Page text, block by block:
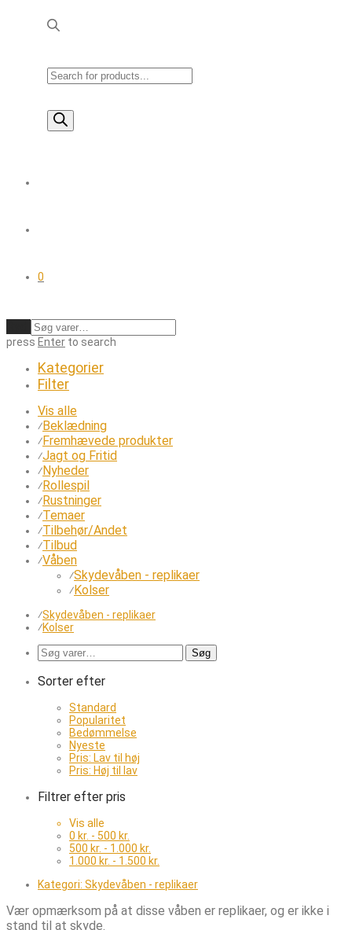
Products
search
0
press Enter to search
Kategorier
Filter
Vis alle
⁄Beklædning
⁄Fremhævede produkter
⁄Jagt og Fritid
⁄Nyheder
⁄Rollespil
⁄Rustninger
⁄Temaer
⁄Tilbehør/Andet
⁄Tilbud
⁄Våben
⁄Skydevåben - replikaer
⁄Kolser
⁄Skydevåben - replikaer
⁄Kolser
Søg
efter:
Søg
Sorter efter
Standard
Popularitet
Bedømmelse
Nyeste
Pris: Lav til høj
Pris: Høj til lav
Filtrer efter pris
Vis alle
0 kr. - 500 kr.
500 kr. - 1.000 kr.
1.000 kr. - 1.500 kr.
Kategori: Skydevåben - replikaer
Vær opmærksom på at disse våben er replikaer, og er ikke i
stand til at skyde.